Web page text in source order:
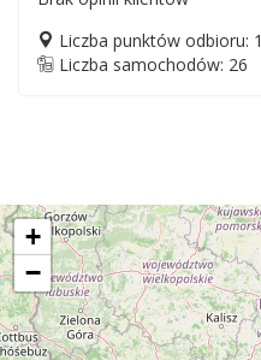
Liczba punktów odbioru: 1
Liczba samochodów: 26
+
−